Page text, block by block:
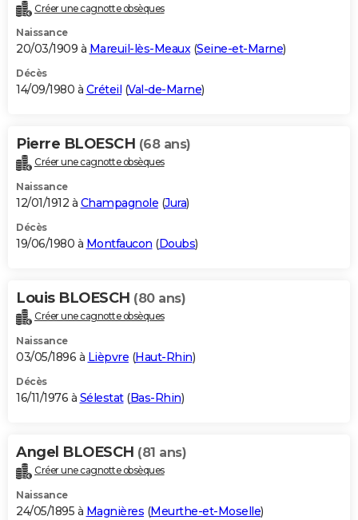
Créer une cagnotte obsèques
Naissance
20/03/1909 à Mareuil-lès-Meaux(Seine-et-Marne)
Décès
14/09/1980 à Créteil (Val-de-Marne)
Pierre BLOESCH (68 ans)
Créer une cagnotte obsèques
Naissance
12/01/1912 à Champagnole (Jura)
Décès
19/06/1980 à Montfaucon (Doubs)
Louis BLOESCH (80 ans)
Créer une cagnotte obsèques
Naissance
03/05/1896 à Lièpvre (Haut-Rhin)
Décès
16/11/1976 à Sélestat(Bas-Rhin)
Angel BLOESCH (81 ans)
Créer une cagnotte obsèques
Naissance
24/05/1895 à Magnières (Meurthe-et-Moselle)